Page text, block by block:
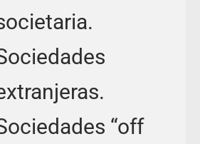
“off